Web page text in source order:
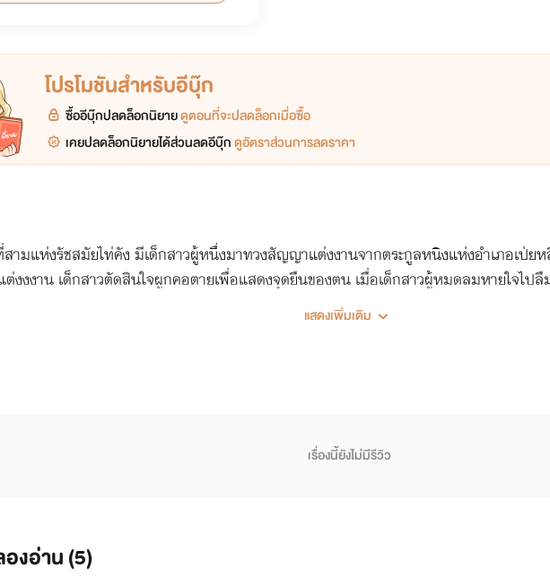
โปรโมชันสำหรับอีบุ๊ก
ซื้ออีบุ๊กปลดล็อกนิยายดูตอนที่จะปลดล็อกเมื่อซื้อ
เคยปลดล็อกนิยายได้ส่วนลดอีบุ๊กดูอัตราส่วนการลดราคา
ามแห่งรัชสมัยไท่คัง มีเด็กสาวผู้หนึ่งมาทวงสัญญาแต่งงานจากตระกูลหนิงแห่งอำเภอเป่ย
ต่งงงาน เด็กสาวตัดสินใจผูกคอตายเพื่อแสดงจุดยืนของตน เมื่อเด็กสาวผู้หมดลมหายใจไ
แสดงเพิ่มเติม
เรื่องนี้ยังไม่มีรีวิว
งอ่าน (5)